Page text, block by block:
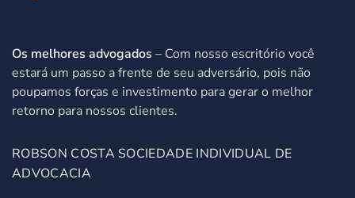
Os melhores advogados – Com nosso escritório você
estará um passo a frente de seu adversário, pois não
poupamos forças e investimento para gerar o melhor
retorno para nossos clientes.
ROBSON COSTA SOCIEDADE INDIVIDUAL DE
ADVOCACIA